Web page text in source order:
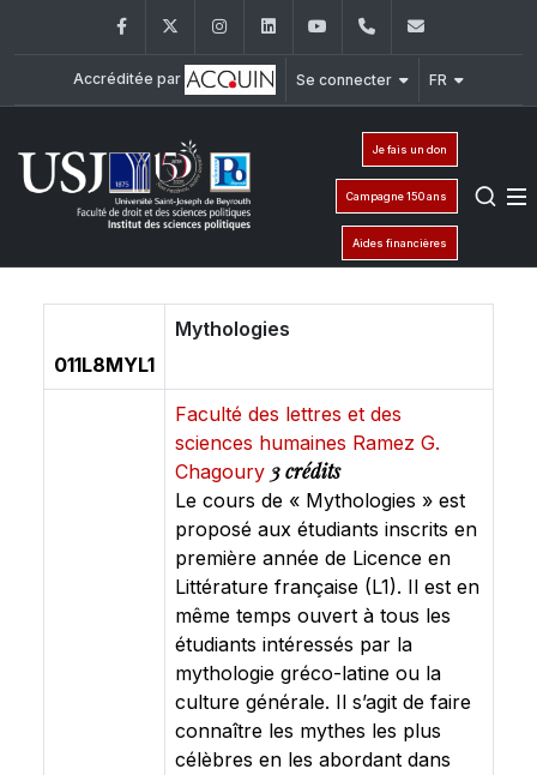
FacebookTwitter InstagramLinkedInYouTube+961 (1) 421 443
Accréditée par Se connecter FR
Je fais un don
Campagne 150 ans
Aides financières
011L8MYL1
Mythologies
Faculté des lettres et des
sciences humaines Ramez G.
Chagoury 3 crédits
Le cours de « Mythologies » est
proposé aux étudiants inscrits en
première année de Licence en
Littérature française (L1). Il est en
même temps ouvert à tous les
étudiants intéressés par la
mythologie gréco-latine ou la
culture générale. Il s’agit de faire
connaître les mythes les plus
célèbres en les abordant dans